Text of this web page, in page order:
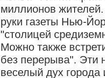
миллионов
руки газеты Нью-
"столицей
Можно также
без перерыва". Эти
веселый дух